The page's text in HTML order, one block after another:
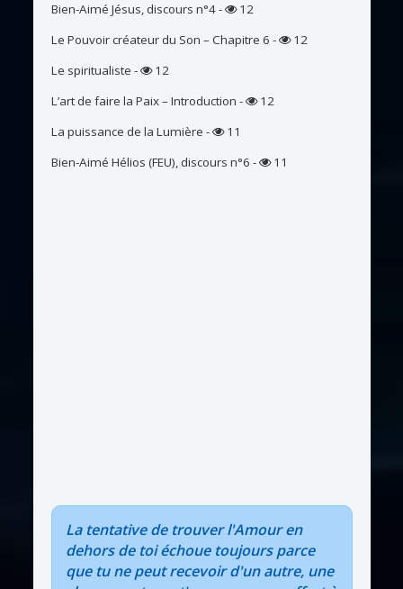
Bien-Aimé Jésus, discours n°4-
12
Le Pouvoir créateur du Son – Chapitre 6 -
12
Le spiritualiste -
12
L’art de faire la Paix – Introduction -
12
La puissance de la Lumière -
11
Bien-Aimé Hélios (FEU), discours n°6 - 11
La tentative de trouver l'Amour en
dehors de toi échoue toujours parce
que tu ne peut recevoir d'un autre, une